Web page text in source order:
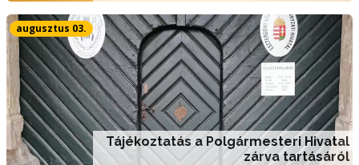
Tájékoztatás a Polgármesteri Hivatal
zárva tartásáról
augusztus 03.